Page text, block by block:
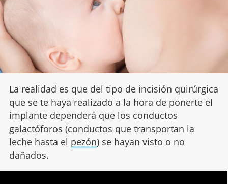
La realidad es que del tipo de incisión quirúrgica
que se te haya realizado a la hora de ponerte el
implante dependerá que los conductos
galactóforos (conductos que transportan la
leche hasta el pezón) se hayan visto o no
dañados.